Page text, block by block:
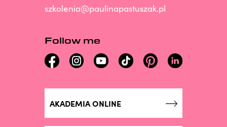
szkolenia@paulinapastuszak.pl
Follow me
AKADEMIA ONLINE